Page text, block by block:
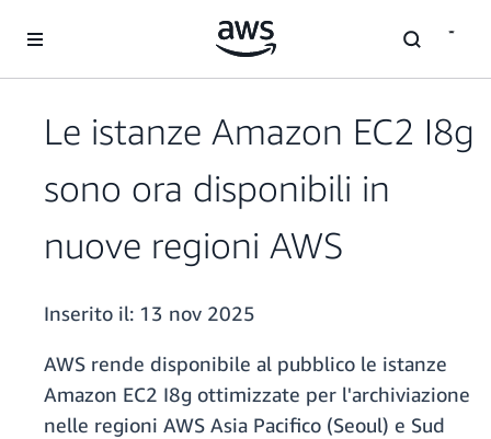
Le istanze Amazon EC2 I8g
sono ora disponibili in
nuove regioni AWS
Inserito il: 13 nov 2025
AWS rende disponibile al pubblico le istanze
Amazon EC2 I8g ottimizzate per l'archiviazione
nelle regioni AWS Asia Pacifico (Seoul) e Sud